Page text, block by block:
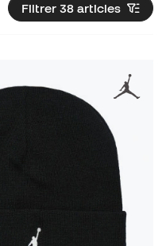
Filtrer 38 articles